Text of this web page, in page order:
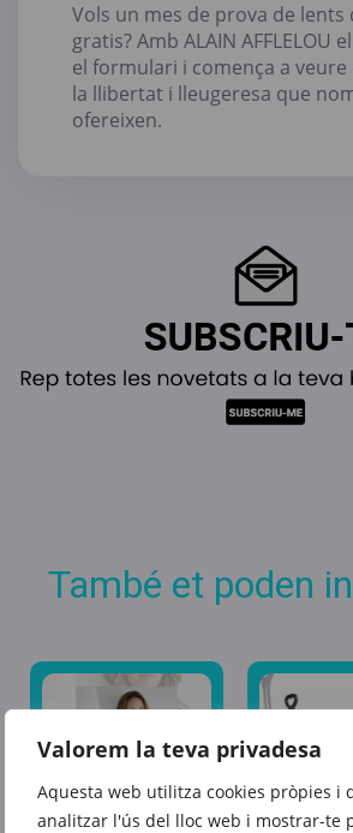
Valorem la teva privadesa
Aquesta web utilitza cookies pròpies i
analitzar l'ús del lloc web i mostrar-te
Vols un mes de prova de lents
gratis? Amb ALAIN AFFLELOU
el formulari i comença a
la llibertat i lleugeresa que
ofereixen.
També et poden